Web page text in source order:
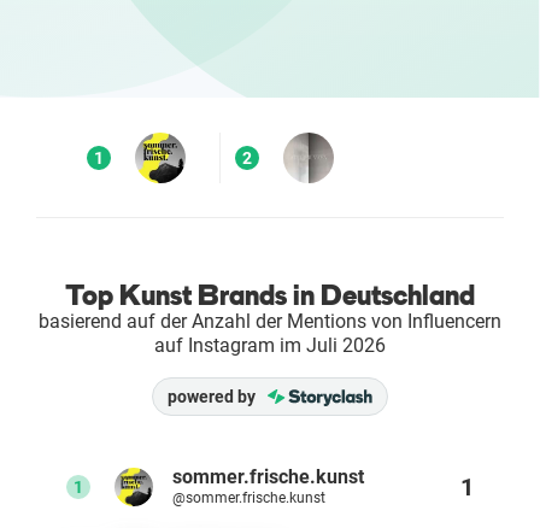
Direct to Consumer Brands (DTC)
Success Stories
AI Influencer Search
1 2
Top Kunst Brands in Deutschland
basierend auf der Anzahl der Mentions von Influencern
auf Instagram im Juli 2026
powered by
1 sommer.frische.kunst
@sommer.frische.kunst 1